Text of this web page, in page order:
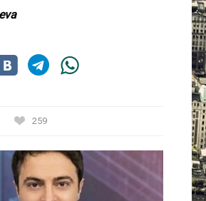
259